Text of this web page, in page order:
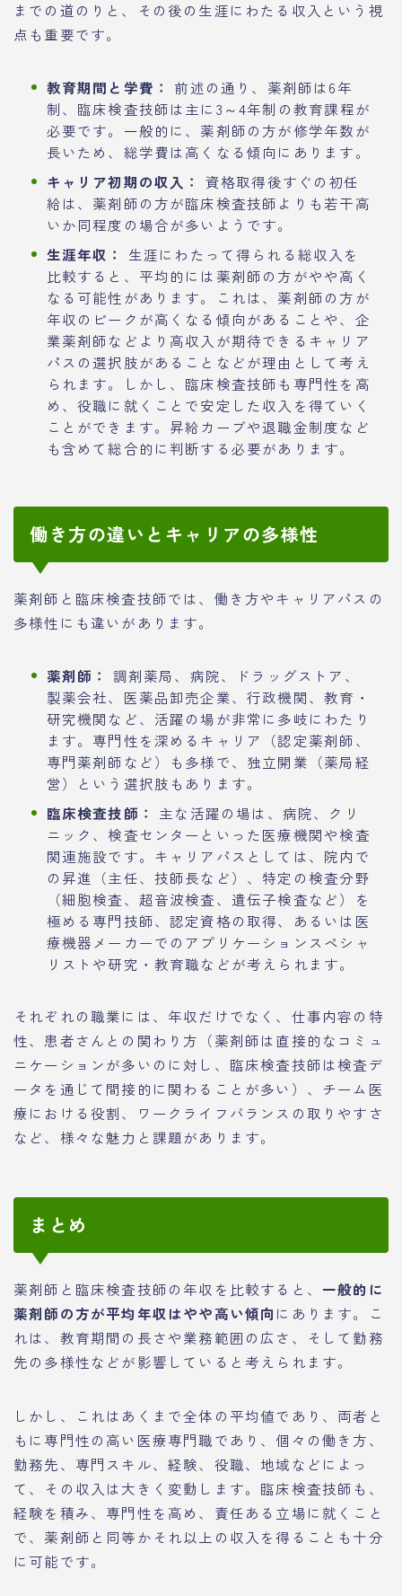
までの道のりと、その後の生涯にわたる収入という視
点も重要です。
教育期間と学費：
前述の通り、薬剤師は6年
制、臨床検査技師は主に3～4年制の教育課程が
必要です。一般的に、薬剤師の方が修学年数が
長いため、総学費は高くなる傾向にあります。
キャリア初期の収入：
資格取得後すぐの初任
給は、薬剤師の方が臨床検査技師よりも若干高
いか同程度の場合が多いようです。
生涯年収：
生涯にわたって得られる総収入を
比較すると、平均的には薬剤師の方がやや高く
なる可能性があります。これは、薬剤師の方が
年収のピークが高くなる傾向があることや、企
業薬剤師などより高収入が期待できるキャリア
パスの選択肢があることなどが理由として考え
られます。しかし、臨床検査技師も専門性を高
め、役職に就くことで安定した収入を得ていく
ことができます。昇給カーブや退職金制度など
も含めて総合的に判断する必要があります。
働き方の違いとキャリアの多様性
薬剤師と臨床検査技師では、働き方やキャリアパスの
多様性にも違いがあります。
薬剤師：
調剤薬局、病院、ドラッグストア、
製薬会社、医薬品卸売企業、行政機関、教育・
研究機関など、活躍の場が非常に多岐にわたり
ます。専門性を深めるキャリア（認定薬剤師、
専門薬剤師など）も多様で、独立開業（薬局経
営）という選択肢もあります。
臨床検査技師：
主な活躍の場は、病院、クリ
ニック、検査センターといった医療機関や検査
関連施設です。キャリアパスとしては、院内で
の昇進（主任、技師長など）、特定の検査分野
（細胞検査、超音波検査、遺伝子検査など）を
極める専門技師、認定資格の取得、あるいは医
療機器メーカーでのアプリケーションスペシャ
リストや研究・教育職などが考えられます。
それぞれの職業には、年収だけでなく、仕事内容の特
性、患者さんとの関わり方（薬剤師は直接的なコミュ
ニケーションが多いのに対し、臨床検査技師は検査デ
ータを通じて間接的に関わることが多い）、チーム医
療における役割、ワークライフバランスの取りやすさ
など、様々な魅力と課題があります。
まとめ
薬剤師と臨床検査技師の年収を比較すると、 一般的に
薬剤師の方が平均年収はやや高い傾向 にあります。こ
れは、教育期間の長さや業務範囲の広さ、そして勤務
先の多様性などが影響していると考えられます。
しかし、これはあくまで全体の平均値であり、両者と
もに専門性の高い医療専門職であり、個々の働き方、
勤務先、専門スキル、経験、役職、地域などによっ
て、その収入は大きく変動します。臨床検査技師も、
経験を積み、専門性を高め、責任ある立場に就くこと
で、薬剤師と同等かそれ以上の収入を得ることも十分
に可能です。